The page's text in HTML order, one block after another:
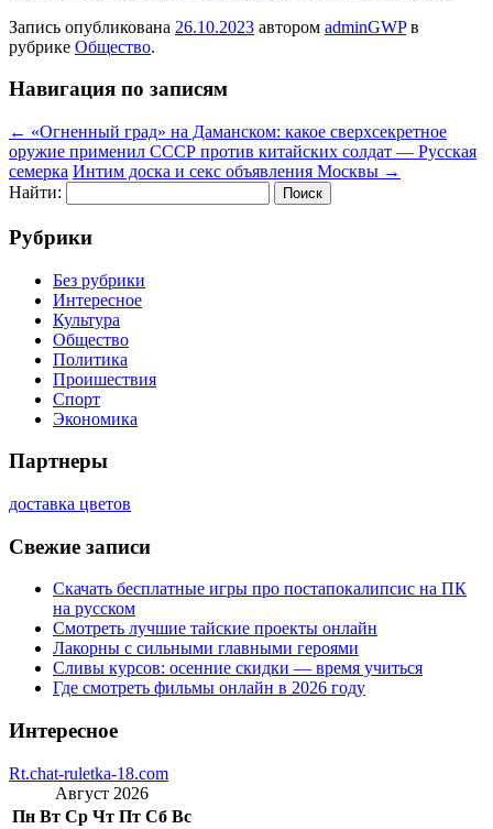
Запись опубликована 26.10.2023 автором adminGWPв
рубрике Общество.
Навигация по записям
← «Огненный град» на Даманском: какое сверхсекретное
оружие применил СССР против китайских солдат — Русская
семерка Интим доска и секс объявления Москвы →
Найти:
Рубрики
Без рубрики
Интересное
Культура
Общество
Политика
Проишествия
Спорт
Экономика
Партнеры
доставка цветов
Свежие записи
Скачать бесплатные игры про постапокалипсис на ПК
на русском
Смотреть лучшие тайские проекты онлайн
Лакорны с сильными главными героями
Сливы курсов: осенние скидки — время учиться
Где смотреть фильмы онлайн в 2026 году
Интересное
Rt.chat-ruletka-18.com
Август 2026
Пн Вт Ср Чт Пт Сб Вс